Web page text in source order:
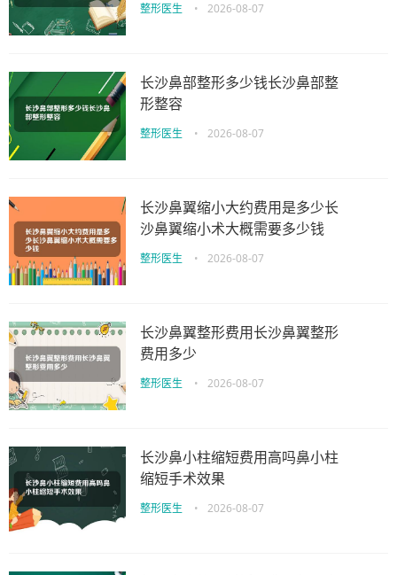
整形医生 • 2026-08-07
长沙鼻部整形多少钱长沙鼻部整
形整容
整形医生 • 2026-08-07
长沙鼻翼缩小大约费用是多少长
沙鼻翼缩小术大概需要多少钱
整形医生 • 2026-08-07
长沙鼻翼整形费用长沙鼻翼整形
费用多少
整形医生 • 2026-08-07
长沙鼻小柱缩短费用高吗鼻小柱
缩短手术效果
整形医生 • 2026-08-07